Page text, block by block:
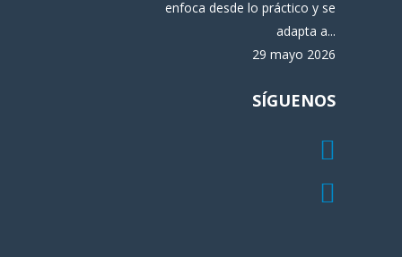
enfoca desde lo práctico y se
adapta a...
29 mayo 2026
SÍGUENOS